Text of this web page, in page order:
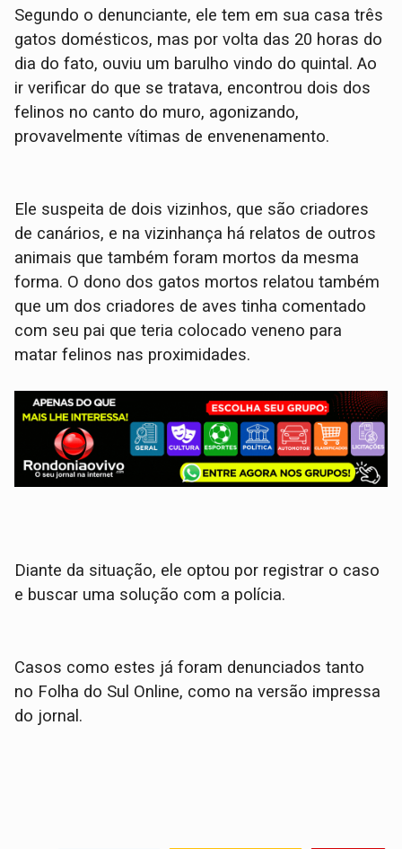
Segundo o denunciante, ele tem em sua casa três
gatos domésticos, mas por volta das 20 horas do
dia do fato, ouviu um barulho vindo do quintal. Ao
ir verificar do que se tratava, encontrou dois dos
felinos no canto do muro, agonizando,
provavelmente vítimas de envenenamento.
Ele suspeita de dois vizinhos, que são criadores
de canários, e na vizinhança há relatos de outros
animais que também foram mortos da mesma
forma. O dono dos gatos mortos relatou também
que um dos criadores de aves tinha comentado
com seu pai que teria colocado veneno para
matar felinos nas proximidades.
Diante da situação, ele optou por registrar o caso
e buscar uma solução com a polícia.
Casos como estes já foram denunciados tanto
no Folha do Sul Online, como na versão impressa
do jornal.